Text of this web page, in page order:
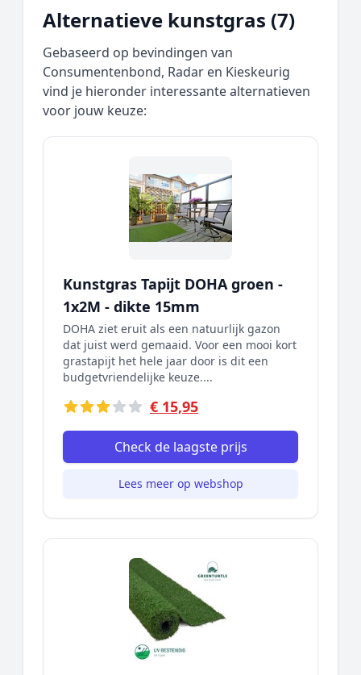
Alternatieve kunstgras (7)
Gebaseerd op bevindingen van
Consumentenbond, Radar en Kieskeurig
vind je hieronder interessante alternatieven
voor jouw keuze:
Kunstgras Tapijt DOHA groen -
1x2M - dikte 15mm
DOHA ziet eruit als een natuurlijk gazon
dat juist werd gemaaid. Voor een mooi kort
grastapijt het hele jaar door is dit een
budgetvriendelijke keuze....
€ 15,95
Check de laagste prijs
Lees meer op webshop